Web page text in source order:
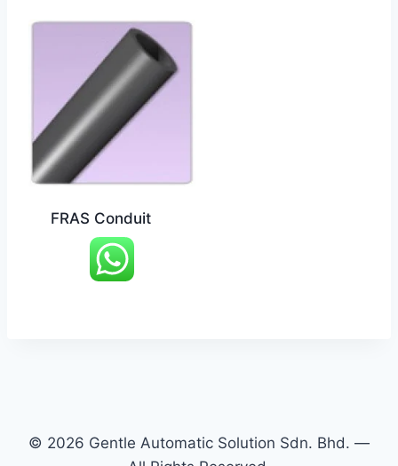
FRAS Conduit
© 2026 Gentle Automatic Solution Sdn. Bhd. —